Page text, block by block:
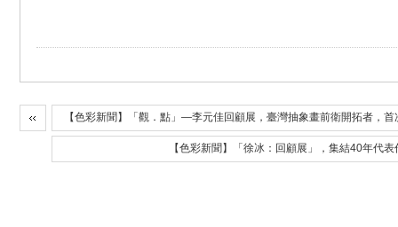
【色彩新聞】「觀．點」—李元佳回顧展，臺灣抽象畫前衛開拓者，
【色彩新聞】「徐冰：回顧展」，集結40年代